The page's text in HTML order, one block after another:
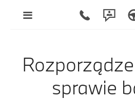
sprawie